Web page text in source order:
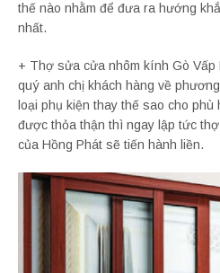
thế nào nhằm để đưa ra hướng
nhất.
+ Thợ sửa cửa nhôm kính Gò Vấp
quý anh chị khách hàng về
loại phụ kiện thay thế sao cho
được thỏa thận thì ngay lập tức
của Hồng Phát sẽ tiến hành liền.